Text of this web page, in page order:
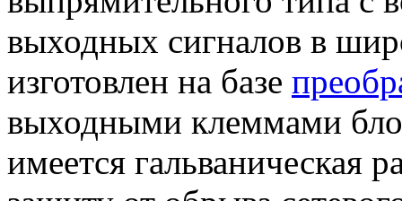
выходных сигналов в
изготовлен на базе
выходными клеммами
имеется гальваническая